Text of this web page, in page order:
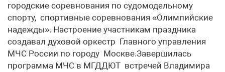
городские соревнования по судомодельному
спорту, спортивные соревнования «Олимпийские
надежды». Настроение участникам праздника
создавал духовой оркестр Главного управления
МЧС России по городу Москве.Завершилась
программа МЧС в МГДДЮТ встречей Владимира